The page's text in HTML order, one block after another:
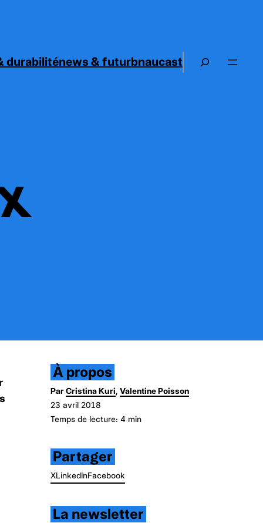
durabiliténews & futurbnaucast
À propos
ParCristina Kuri, Valentine Poisson
23 avril 2018
Temps de lecture: 4 min
Partager
XLinkedInFacebook
La newsletter